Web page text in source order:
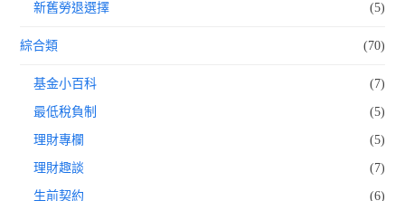
新舊勞退選擇 (5)
綜合類 (70)
基金小百科 (7)
最低稅負制 (5)
理財專欄 (5)
理財趣談 (7)
生前契約 (6)